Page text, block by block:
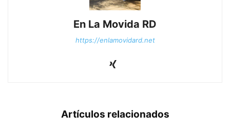
En La Movida RD
https://enlamovidard.net
Artículos relacionados